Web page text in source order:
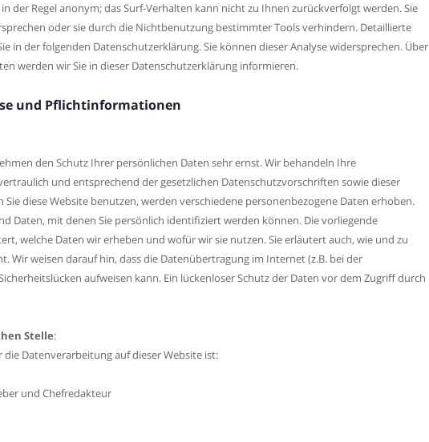
der Regel anonym; das Surf-Verhalten kann nicht zu Ihnen zurückverfolgt werden. Sie
oder sie durch die Nichtbenutzung bestimmter Tools verhindern. Detaillierte
in der folgenden Datenschutzerklärung. Sie können dieser Analyse widersprechen. Über
werden wir Sie in dieser Datenschutzerklärung informieren.
und Pflichtinformationen
den Schutz Ihrer persönlichen Daten sehr ernst. Wir behandeln Ihre
und entsprechend der gesetzlichen Datenschutzvorschriften sowie dieser
Sie diese Website benutzen, werden verschiedene personenbezogene Daten erhoben.
Daten, mit denen Sie persönlich identifiziert werden können. Die vorliegende
welche Daten wir erheben und wofür wir sie nutzen. Sie erläutert auch, wie und zu
Wir weisen darauf hin, dass die Datenübertragung im Internet (z.B. bei der
aufweisen kann. Ein lückenloser Schutz der Daten vor dem Zugriff durch
Stelle:
Datenverarbeitung auf dieser Website ist:
und Chefredakteur